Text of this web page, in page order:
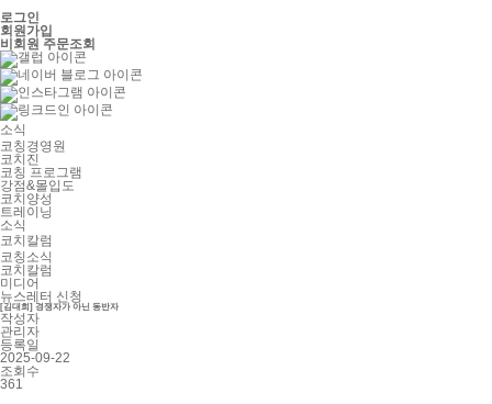
로그인
회원가입
비회원 주문조회
소식
코칭경영원
코치진
코칭 프로그램
강점&몰입도
코치양성
트레이닝
소식
코치칼럼
코칭소식
코치칼럼
미디어
뉴스레터 신청
[김대희] 경쟁자가 아닌 동반자
작성자
관리자
등록일
2025-09-22
조회수
361